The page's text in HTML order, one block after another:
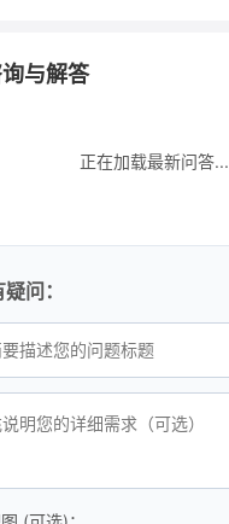
与解答
正在加载最新问答...
问：